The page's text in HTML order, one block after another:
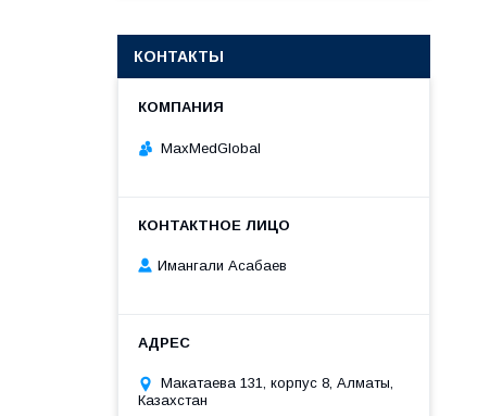
КОНТАКТЫ
MaxMedGlobal
Имангали Асабаев
Макатаева 131, корпус 8, Алматы,
Казахстан